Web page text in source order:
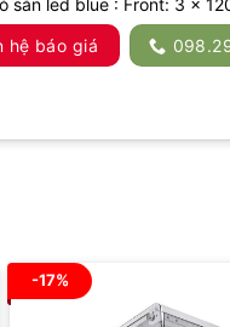
hệ báo giá
-17%